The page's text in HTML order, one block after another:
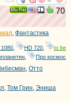
смотреть
70
, Фантастика
1080 HD 720
to be
Про космос
, Отто
, Том Грин, Эниша